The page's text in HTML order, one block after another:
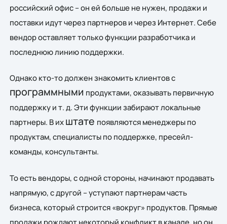
российский офис – он ей больше не нужен, продажи и
поставки идут через партнеров и через Интернет. Себе
вендор оставляет только функции разработчика и
последнюю линию поддержки.
Однако кто-то должен знакомить клиентов с
программными продуктами, оказывать первичную
поддержку и т. д. Эти функции забирают локальные
партнеры. В их штате появляются менеджеры по
продуктам, специалисты по поддержке, пресейл-
команды, консультанты.
То есть вендоры, с одной стороны, начинают продавать
напрямую, с другой – уступают партнерам часть
бизнеса, который строится «вокруг» продуктов. Прямые
продажи рождают некоторый конфликт в канале, но он,